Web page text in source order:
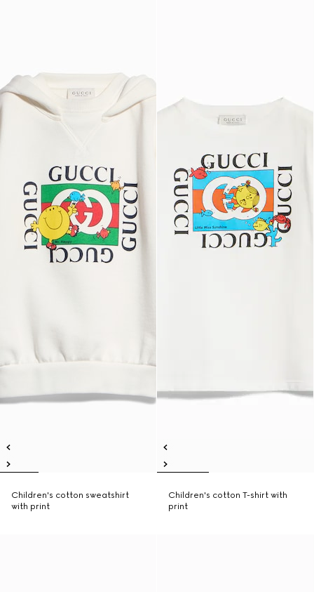
Children's cotton sweatshirt
with print
Children's cotton T-shirt with
print